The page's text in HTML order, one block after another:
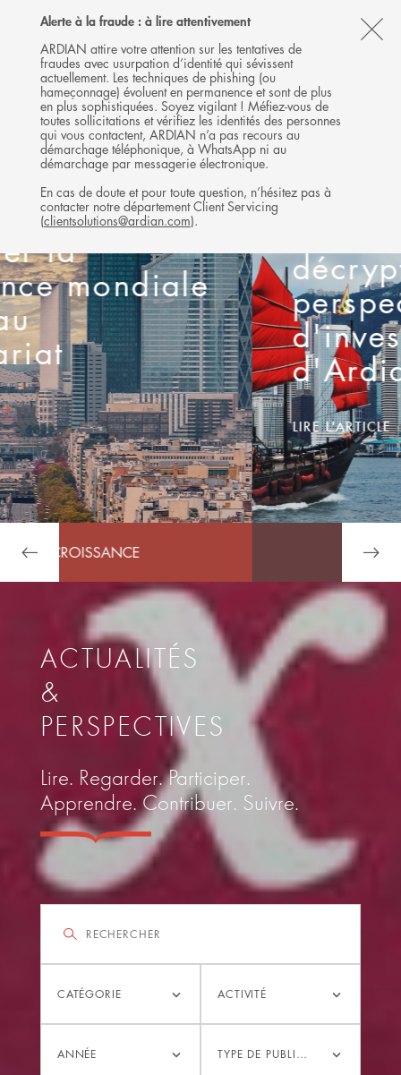
Alerte à la fraude : à lire attentivement
ARDIAN attire votre attention sur les tentatives de
fraudes avec usurpation d’identité qui sévissent
actuellement. Les techniques de phishing (ou
hameçonnage) évoluent en permanence et sont de plus
en plus sophistiquées. Soyez vigilant ! Méfiez-vous de
toutes sollicitations et vérifiez les identités des personnes
qui vous contactent, ARDIAN n’a pas recours au
démarchage téléphonique, à WhatsApp ni au
démarchage par messagerie électronique.
En cas de doute et pour toute question, n’hésitez pas à
contacter notre département Client Servicing
(clientsolutions@ardian.com).
Follow
Ardian
on
X
Follow
Ardian
on
LinkedIn
Follow
Ardian
on
YouTube
Ardian
on
Jobs
on
LinkedIn
MENU
Depuis Hong Kong :
Jan Philipp Schmitz
décrypte les
perspectives
d'investissement
d'Ardian en Asie
LIRE L'ARTICLE
AU SEIN D'ARDIAN
ACTUALITÉS
&
PERSPECTIVES
Lire. Regarder. Participer.
Apprendre. Contribuer. Suivre.
Filtrer
CATÉGORIE ACTIVITÉ
ANNÉE TYPE DE PUBLICATION